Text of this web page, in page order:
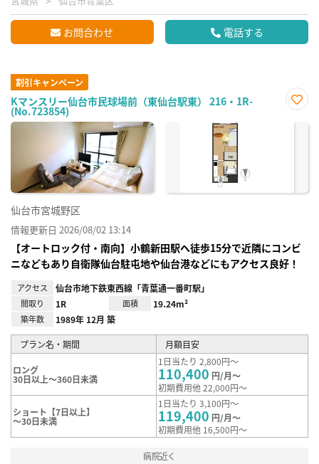
お問合わせ 電話する
割引キャンペーン
Kマンスリー仙台市民球場前（東仙台駅東） 216・1R-
(No.723854)
に入
仙台市宮城野区
情報更新日 2026/08/02 13:14
【オートロック付・南向】小鶴新田駅へ徒歩15分で近隣にコンビ
ニなどもあり自衛隊仙台駐屯地や仙台港などにもアクセス良好！
アクセス 仙台市地下鉄東西線「青葉通一番町駅」
間取り 1R 面積 19.24m²
築年数 1989年 12月 築
プラン名・期間 月額目安
ロング
30日以上～360日未満
1日当たり 2,800円～
110,400 円/月～
初期費用他 22,000円～
ショート【7日以上】
～30日未満
1日当たり 3,100円～
119,400 円/月～
初期費用他 16,500円～
病院近く